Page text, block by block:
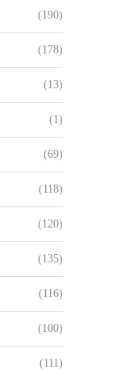
(190)
(178)
(13)
(1)
(69)
(118)
(120)
(135)
(116)
(100)
(111)